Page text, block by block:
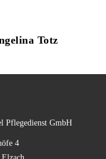
Totz
Pflegedienst GmbH
4